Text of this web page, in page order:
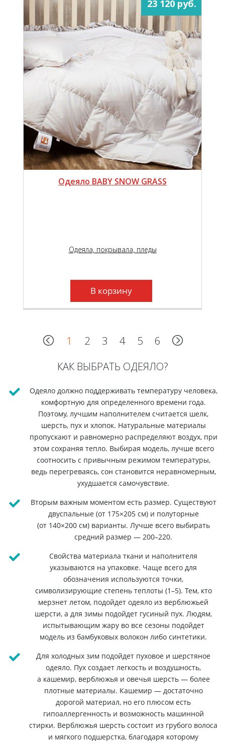
23 120 руб.
Одеяло BABY SNOW GRASS
Одеяла, покрывала, пледы
В корзину
1 2 3 4 5 6
КАК ВЫБРАТЬ ОДЕЯЛО?
Одеяло должно поддерживать температуру человека,
комфортную для определенного времени года.
Поэтому, лучшим наполнителем считается шелк,
шерсть, пух и хлопок. Натуральные материалы
пропускают и равномерно распределяют воздух, при
этом сохраняя тепло. Выбирая модель, лучше всего
соотносить с привычным режимом температуры,
ведь перегреваясь, сон становится неравномерным,
ухудшается самочувствие.
Вторым важным моментом есть размер. Существуют
двуспальные (от 175×205 см) и полуторные
(от 140×200 см) варианты. Лучше всего выбирать
средний размер — 200–220.
Свойства материала ткани и наполнителя
указываются на упаковке. Чаще всего для
обозначения используются точки,
символизирующие степень теплоты (1–5). Тем, кто
мерзнет летом, подойдет одеяло из верблюжьей
шерсти, а для зимы подойдет гусиный пух. Людям,
испытывающим жару во все сезоны подойдет
модель из бамбуковых волокон либо синтетики.
Для холодных зим подойдет пуховое и шерстяное
одеяло. Пух создает легкость и воздушность,
а кашемир, верблюжья и овечья шерсть — более
плотные материалы. Кашемир — достаточно
дорогой материал, но его плюсом есть
гипоаллергенность и возможность машинной
стирки. Верблюжья шерсть состоит из грубого волоса
и мягкого подшерстка, благодаря которому